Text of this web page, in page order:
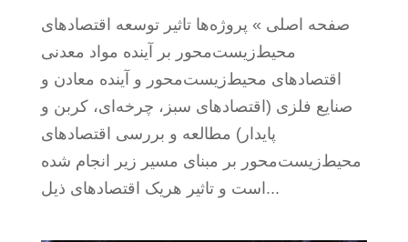
صفحه اصلی » پروژه‌ها تاثیر توسعه اقتصادهای
محیط‌زیست‌محور بر آینده مواد معدنی
اقتصادهای محیط‌زیست‌محور و آینده معادن و
صنایع فلزی (اقتصادهای سبز، چرخه‌ای، کربن و
پایدار) مطالعه و بررسی اقتصادهای
محیط‌زیست‌محور بر مبنای مسیر زیر انجام شده
است و تاثیر هریک اقتصادهای ذیل...